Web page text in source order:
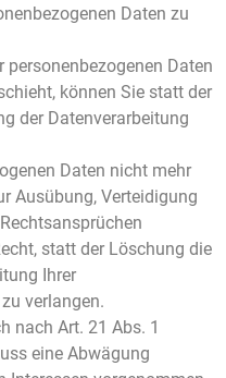
Daten zu
personenbezogenen Daten
können Sie statt der
der Datenverarbeitung
Daten nicht mehr
Ausübung, Verteidigung
statt der Löschung die
Ihrer
verlangen.
nach Art. 21 Abs. 1
eine Abwägung